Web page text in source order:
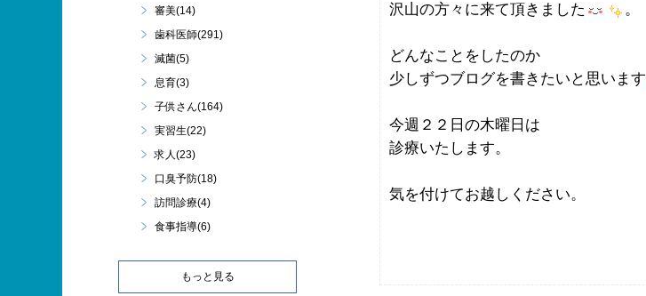
沢山の方々に来て頂きました
。
どんなことをしたのか
少しずつブログを書きたいと思います
今週２２日の木曜日は
診療いたします。
気を付けてお越しください。
審美(14)
歯科医師(291)
滅菌(5)
息育(3)
子供さん(164)
実習生(22)
求人(23)
口臭予防(18)
訪問診療(4)
食事指導(6)
もっと見る